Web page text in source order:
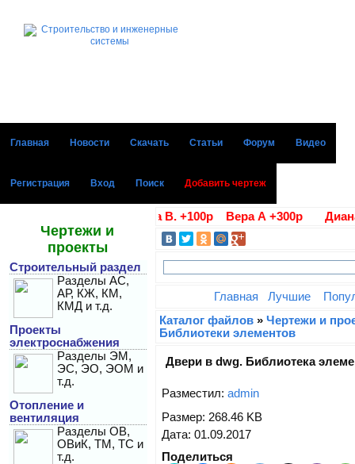
Главная Новости Скачать Статьи Форум Видео
Регистрация Вход Поиск Добавить чертеж
Чертежи и
проекты
Строительный раздел
Разделы АС,
АР, КЖ, КМ,
КМД и т.д.
Проекты
электроснабжения
Разделы ЭМ,
ЭС, ЭО, ЭОМ и
т.д.
Отопление и
вентиляция
Разделы ОВ,
ОВиК, ТМ, ТС и
т.д.
благодарности Алла В. +100р Вера А +300р Диана
Главная Лучшие
Каталог файлов » Чертежи и
Библиотеки элементов
Двери в dwg. Библиотека
Разместил: admin
Размер: 268.46 KB
Дата: 01.09.2017
Поделиться